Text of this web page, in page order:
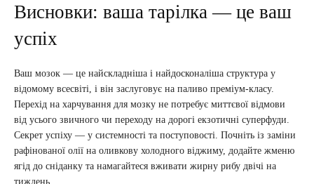
Висновки: ваша тарілка — це ваш
успіх
Ваш мозок — це найскладніша і найдосконаліша структура у
відомому всесвіті, і він заслуговує на паливо преміум-класу.
Перехід на харчування для мозку не потребує миттєвої відмови
від усього звичного чи переходу на дорогі екзотичні суперфуди.
Секрет успіху — у системності та поступовості. Почніть із заміни
рафінованої олії на оливкову холодного віджиму, додайте жменю
ягід до сніданку та намагайтеся вживати жирну рибу двічі на
тиждень.